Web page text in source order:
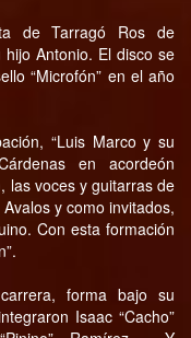
de Tarragó Ros de
Antonio. El disco se
“Microfón” en el año
“Luis Marco y su
en acordeón
las voces y guitarras de
y como invitados,
Con esta formación
forma bajo su
Isaac “Cacho”